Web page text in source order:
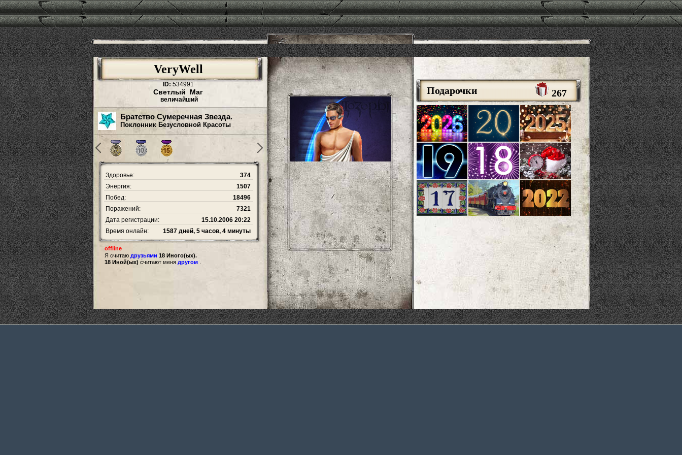
VeryWell
ID: 534991
Светлый Маг
величайший
Братство Сумеречная Звезда.
Поклонник Безусловной Красоты
Здоровье:
374
Энергия:
1507
Побед:
18496
Поражений:
7321
Дата регистрации:
15.10.2006 20:22
Время онлайн:
1587 дней, 5 часов, 4 минуты
offline
Я считаю друзьями 18 Иного(ых).
18 Иной(ых) считают меня другом
Подарочки 267